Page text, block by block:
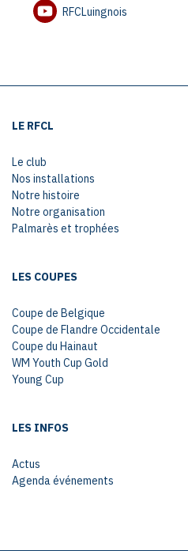
RFCLuingnois
LE RFCL
Le club
Nos installations
Notre histoire
Notre organisation
Palmarès et trophées
LES COUPES
Coupe de Belgique
Coupe de Flandre Occidentale
Coupe du Hainaut
WM Youth Cup Gold
Young Cup
LES INFOS
Actus
Agenda événements